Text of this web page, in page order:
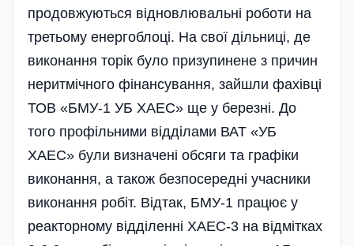
продовжуються відновлювальні роботи на
третьому енергоблоці. На свої дільниці, де
виконання торік було призупинене з причин
неритмічного фінансування, зайшли фахівці
ТОВ «БМУ-1 УБ ХАЕС» ще у березні. До
того профільними відділами ВАТ «УБ
ХАЕС» були визначені обсяги та графіки
виконання, а також безпосередні учасники
виконання робіт. Відтак, БМУ-1 працює у
реакторному відді­ленні ХАЕС-3 на відмітках